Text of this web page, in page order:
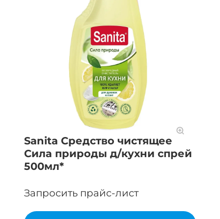
Sanita Средство чистящее
Сила природы д/кухни спрей
500мл*
Запросить прайс-лист